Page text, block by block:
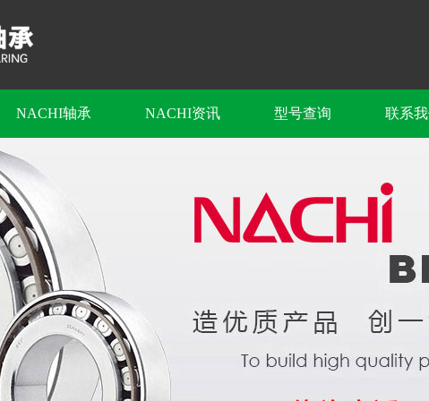
NACHI轴承 NACHI资讯 型号查询 联系